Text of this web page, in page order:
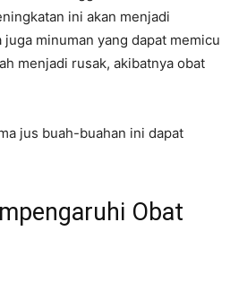
ini akan menjadi
minuman yang dapat memicu
menjadi rusak, akibatnya obat
jus buah-buahan ini dapat
Obat